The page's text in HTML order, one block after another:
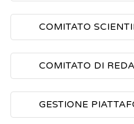
Enrico Alleva,
Gessica
Marconi, Antonio
Mirella Taranto
COMITATO
Coordinatore:
di riferimento
NOMINATIVO
COMITATO DI
Responsabile:
stampa)
GESTIONE